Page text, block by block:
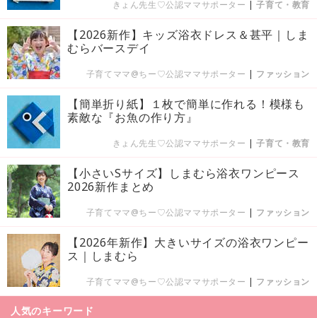
きょん先生♡公認ママサポーター |子育て・教育
【2026新作】キッズ浴衣ドレス＆甚平｜しま
むらバースデイ
子育てママ@ちー♡公認ママサポーター | ファッション
【簡単折り紙】１枚で簡単に作れる！模様も
素敵な『お魚の作り方』
きょん先生♡公認ママサポーター |子育て・教育
【小さいSサイズ】しまむら浴衣ワンピース
2026新作まとめ
子育てママ@ちー♡公認ママサポーター | ファッション
【2026年新作】大きいサイズの浴衣ワンピー
ス｜しまむら
子育てママ@ちー♡公認ママサポーター | ファッション
人気のキーワード